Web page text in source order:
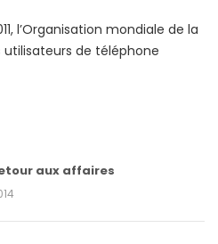
l’Organisation mondiale de la
de téléphone
aux affaires